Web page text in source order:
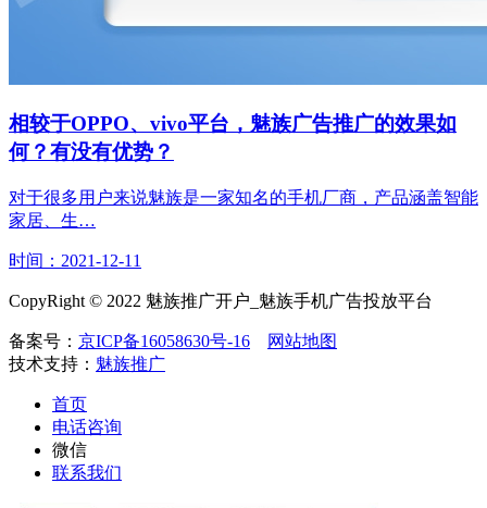
相较于OPPO、vivo平台，魅族广告推广的效果如
何？有没有优势？
对于很多用户来说魅族是一家知名的手机厂商，产品涵盖智能
家居、生…
时间：2021-12-11
CopyRight © 2022 魅族推广开户_魅族手机广告投放平台
备案号： 京ICP备16058630号-16
网站地图
技术支持： 魅族推广
首页
电话咨询
微信
联系我们